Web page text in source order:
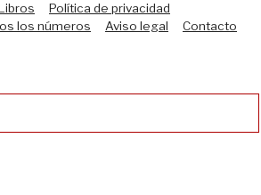
Política de privacidad
los números Aviso legal Contacto